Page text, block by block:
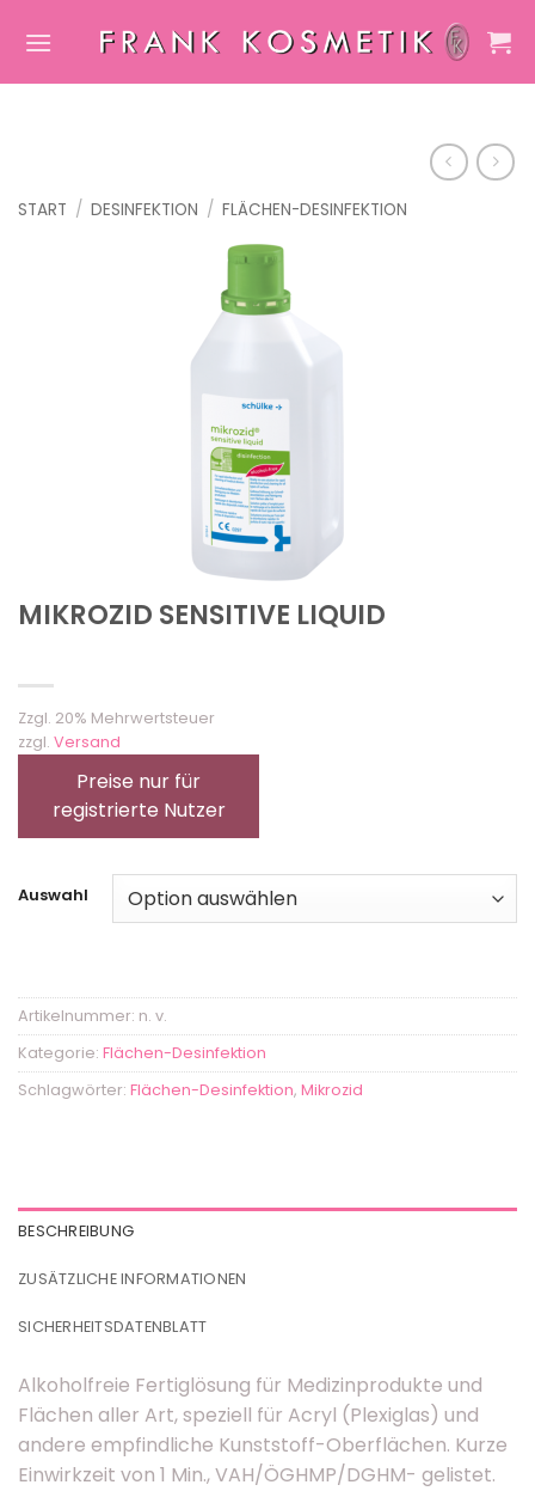
Inhalt
START / DESINFEKTION / FLÄCHEN-DESINFEKTION
MIKROZID SENSITIVE LIQUID
Zzgl. 20% Mehrwertsteuer
zzgl. Versand
Preise nur für
registrierte Nutzer
Auswahl
Artikelnummer: n. v.
Kategorie: Flächen-Desinfektion
Schlagwörter: Flächen-Desinfektion, Mikrozid
BESCHREIBUNG
ZUSÄTZLICHE INFORMATIONEN
SICHERHEITSDATENBLATT
Alkoholfreie Fertiglösung für Medizinprodukte und
Flächen aller Art, speziell für Acryl (Plexiglas) und
andere empfindliche Kunststoff-Oberflächen. Kurze
Einwirkzeit von 1 Min., VAH/ÖGHMP/DGHM- gelistet.